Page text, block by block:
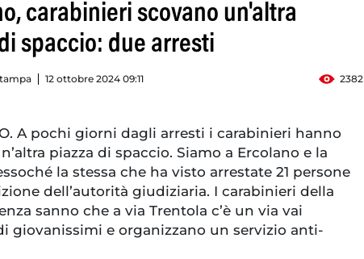
carabinieri scovano un'altra
spaccio: due arresti
12 ottobre 2024 09:11 2382
A pochi giorni dagli arresti i carabinieri hanno
piazza di spaccio. Siamo a Ercolano e la
la stessa che ha visto arrestate 21 persone
dell’autorità giudiziaria. I carabinieri della
sanno che a via Trentola c’è un via vai
giovanissimi e organizzano un servizio anti-